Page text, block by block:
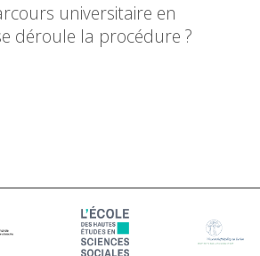
universitaire en
déroule la procédure ?